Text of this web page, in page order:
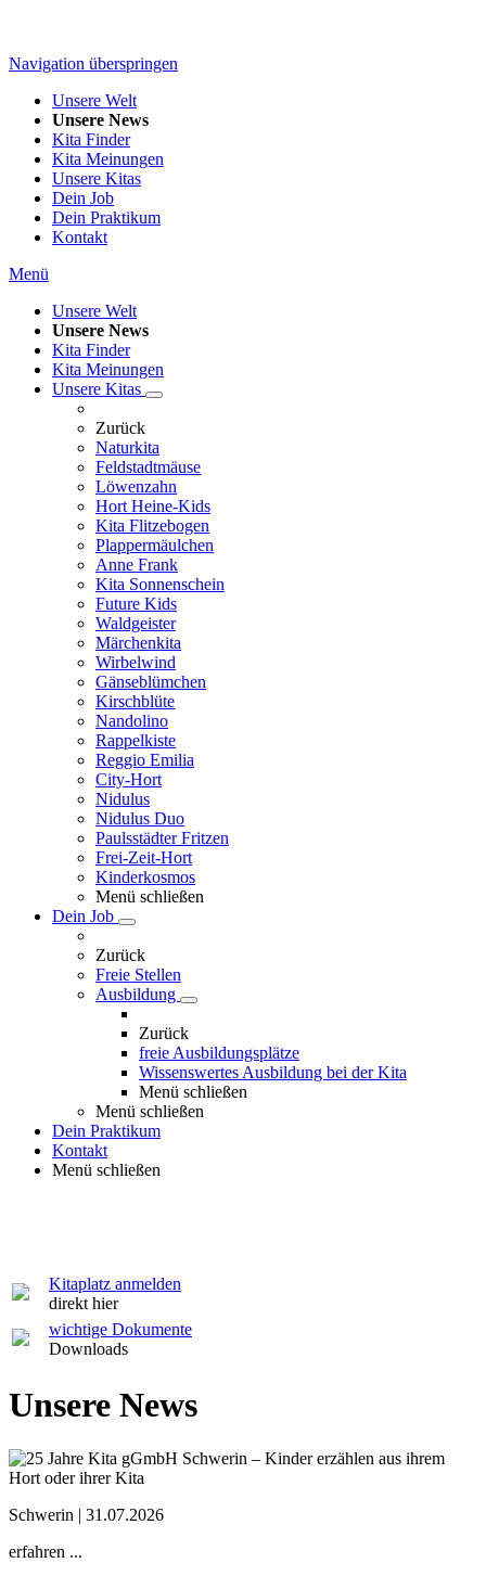
Navigation überspringen
Unsere Welt
Unsere News
Kita Finder
Kita Meinungen
Unsere Kitas
Dein Job
Dein Praktikum
Kontakt
Menü
Unsere Welt
Unsere News
Kita Finder
Kita Meinungen
Unsere Kitas
Zurück
Naturkita
Feldstadtmäuse
Löwenzahn
Hort Heine-Kids
Kita Flitzebogen
Plappermäulchen
Anne Frank
Kita Sonnenschein
Future Kids
Waldgeister
Märchenkita
Wirbelwind
Gänseblümchen
Kirschblüte
Nandolino
Rappelkiste
Reggio Emilia
City-Hort
Nidulus
Nidulus Duo
Paulsstädter Fritzen
Frei-Zeit-Hort
Kinderkosmos
Menü schließen
Dein Job
Zurück
Freie Stellen
Ausbildung
Zurück
freie Ausbildungsplätze
Wissenswertes Ausbildung bei der Kita
Menü schließen
Menü schließen
Dein Praktikum
Kontakt
Menü schließen
Kitaplatz anmelden
direkt hier
wichtige Dokumente
Downloads
Unsere News
Schwerin | 31.07.2026
erfahren ...